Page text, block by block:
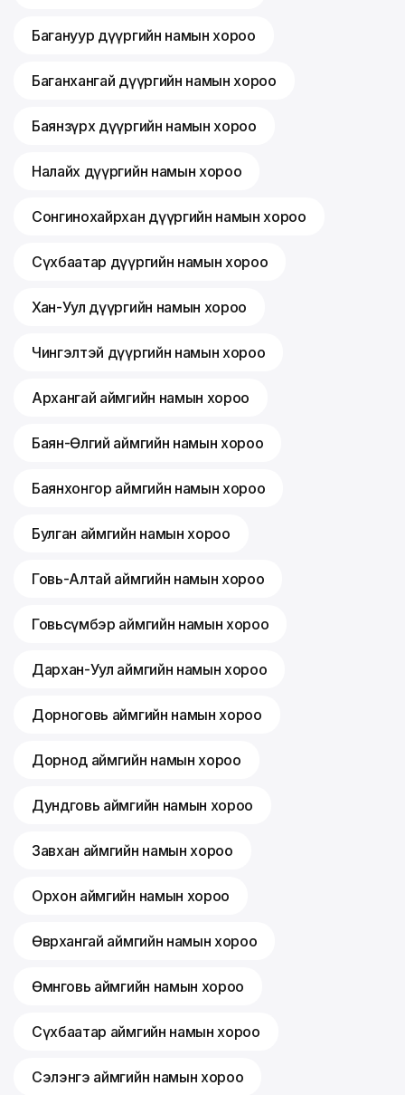
Багануур дүүргийн намын хороо
Баганхангай дүүргийн намын хороо
Баянзүрх дүүргийн намын хороо
Налайх дүүргийн намын хороо
Сонгинохайрхан дүүргийн намын хороо
Сүхбаатар дүүргийн намын хороо
Хан-Уул дүүргийн намын хороо
Чингэлтэй дүүргийн намын хороо
Архангай аймгийн намын хороо
Баян-Өлгий аймгийн намын хороо
Баянхонгор аймгийн намын хороо
Булган аймгийн намын хороо
Говь-Алтай аймгийн намын хороо
Говьсүмбэр аймгийн намын хороо
Дархан-Уул аймгийн намын хороо
Дорноговь аймгийн намын хороо
Дорнод аймгийн намын хороо
Дундговь аймгийн намын хороо
Завхан аймгийн намын хороо
Орхон аймгийн намын хороо
Өвөрхангай аймгийн намын хороо
Өмнөговь аймгийн намын хороо
Сүхбаатар аймгийн намын хороо
Сэлэнгэ аймгийн намын хороо